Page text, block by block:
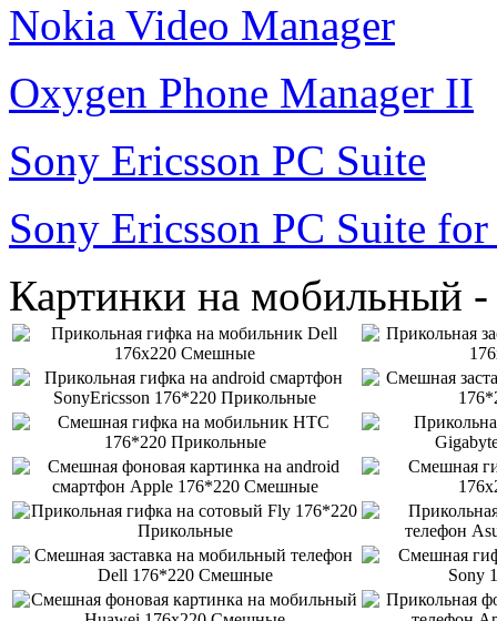
Nokia Video Manager
Oxygen Phone Manager II
Sony Ericsson PC Suite
Sony Ericsson PC Suite
Картинки на мобильный